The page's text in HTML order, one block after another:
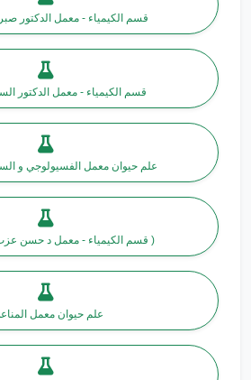
قسم الكيمياء - معمل الدكتور
قسم الكيمياء - معمل الدكتور
علم حيوان معمل الفسيولوجي و
قسم الكيمياء - معمل د حسن عزب ( رحمه الله )
علم حيوان معمل